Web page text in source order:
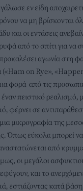
εν είδη
να μη βρίσκονται
και οι εντάσεις
από το σπίτι για να
αγωνία στη
(«Ham on Rye»,
φορά από τις
πειστικό
φέρνει σε
μικρογραφία της
Όπως εύκολα μπορεί
από
οι μεγάλοι
και το
εστιάζοντας κατά